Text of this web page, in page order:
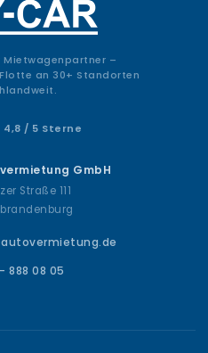
Mietwagenpartner –
an 30+ Standorten
4,8 / 5 Sterne
GmbH
Straße 111
888 08 05